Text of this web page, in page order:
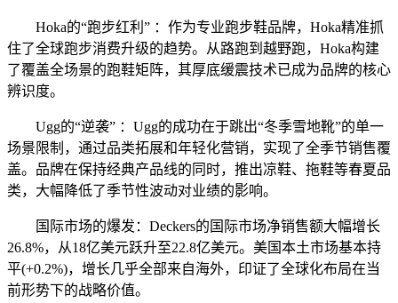
Hoka的“跑步红利” ：作为专业跑步鞋品牌，Hoka精准抓
住了全球跑步消费升级的趋势。从路跑到越野跑，Hoka构建
了覆盖全场景的跑鞋矩阵，其厚底缓震技术已成为品牌的核心
辨识度。
Ugg的“逆袭” ：Ugg的成功在于跳出“冬季雪地靴”的单一
场景限制，通过品类拓展和年轻化营销，实现了全季节销售覆
盖。品牌在保持经典产品线的同时，推出凉鞋、拖鞋等春夏品
类，大幅降低了季节性波动对业绩的影响。
国际市场的爆发：Deckers的国际市场净销售额大幅增长
26.8%，从18亿美元跃升至22.8亿美元。美国本土市场基本持
平(+0.2%)，增长几乎全部来自海外，印证了全球化布局在当
前形势下的战略价值。